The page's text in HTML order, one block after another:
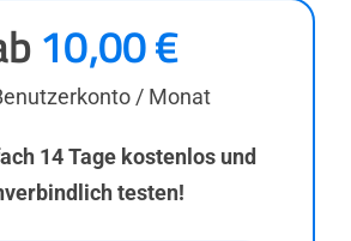
10,00 €
/ Monat
14 Tage kostenlos und
testen!